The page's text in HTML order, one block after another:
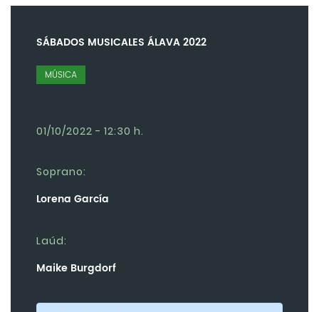
SÁBADOS MUSICALES ÁLAVA 2022
MÚSICA
01/10/2022 - 12:30 h.
Soprano:
Lorena García
Laúd:
Maike Burgdorf